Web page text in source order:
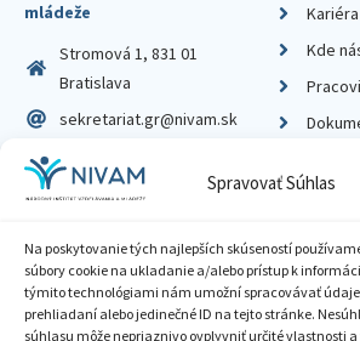
Spravovať Súhlas
Na poskytovanie tých najlepších skúseností
súbory cookie na ukladanie a/alebo prístup k
týmito technológiami nám umožní spracovávať
prehliadaní alebo jedinečné ID na tejto stránke.
súhlasu môže nepriaznivo ovplyvniť určité vlastnosti
mládeže
Stromová 1, 831 01
Bratislava
sekretariat.gr@nivam.sk
IČO: 00164348
DIČ: 2020798714
Kariéra
Kde
Zásady ochrany